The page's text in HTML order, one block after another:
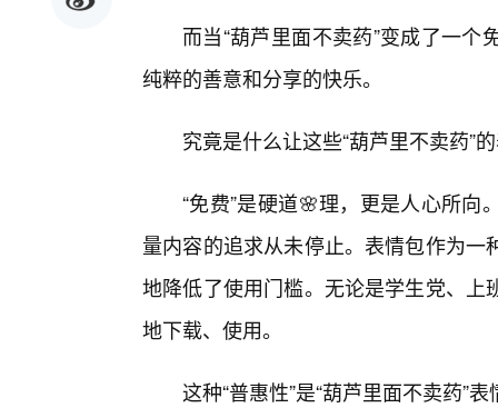
而当“葫芦里面不卖药”变成了一
纯粹的善意和分享的快乐。
究竟是什么让这些“葫芦里不卖药”
“免费”是硬道🌸理，更是人心所
量内容的追求从未停止。表情包作为
地降低了使用门槛。无论是学生党、
地下载、使用。
这种“普惠性”是“葫芦里面不卖药”